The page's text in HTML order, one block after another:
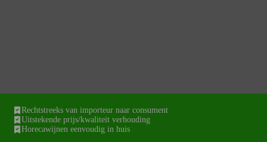
Rechtstreeks van importeur naar consument
Uitstekende prijs/kwaliteit verhouding
Horecawijnen eenvoudig in huis